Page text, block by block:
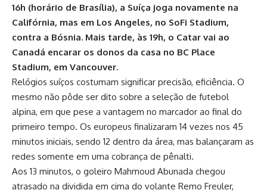
16h (horário de Brasília), a Suíça joga novamente na
Califórnia, mas em Los Angeles, no SoFi Stadium,
contra a Bósnia. Mais tarde, às 19h, o Catar vai ao
Canadá encarar os donos da casa no BC Place
Stadium, em Vancouver.
Relógios suíços costumam significar precisão, eficiência. O
mesmo não pôde ser dito sobre a seleção de futebol
alpina, em que pese a vantagem no marcador ao final do
primeiro tempo. Os europeus finalizaram 14 vezes nos 45
minutos iniciais, sendo 12 dentro da área, mas balançaram as
redes somente em uma cobrança de pênalti.
Aos 13 minutos, o goleiro Mahmoud Abunada chegou
atrasado na dividida em cima do volante Remo Freuler,